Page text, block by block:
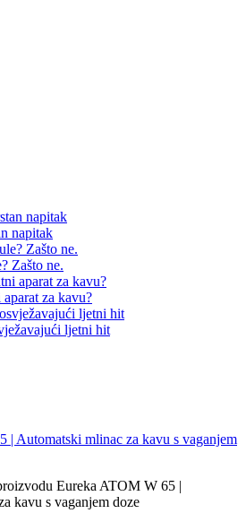
napitak
Zašto ne.
za kavu?
ljetni hit
| Automatski mlinac za kavu s vaganjem